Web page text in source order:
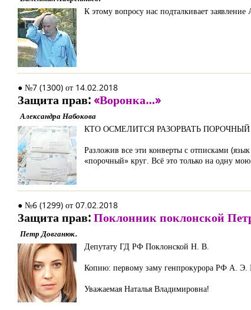
К этому вопросу нас подталкивает
● №7 (1300) от 14.02.2018
Защита прав:«Воронка…»
Александра Набокова
КТО ОСМЕЛИТСЯ РАЗОРВАТЬ ПОРОЧНЫЙ
Разложив все эти конверты с отписками
«порочный» круг. Всё это только на одну
● №6 (1299) от 07.02.2018
Защита прав:Поклонник поклонской
Петр Довганюк.
Депутату ГД РФ Поклонской Н. В.
Копию: первому заму генпрокурора РФ А. Э.
Уважаемая Наталья Владимировна!